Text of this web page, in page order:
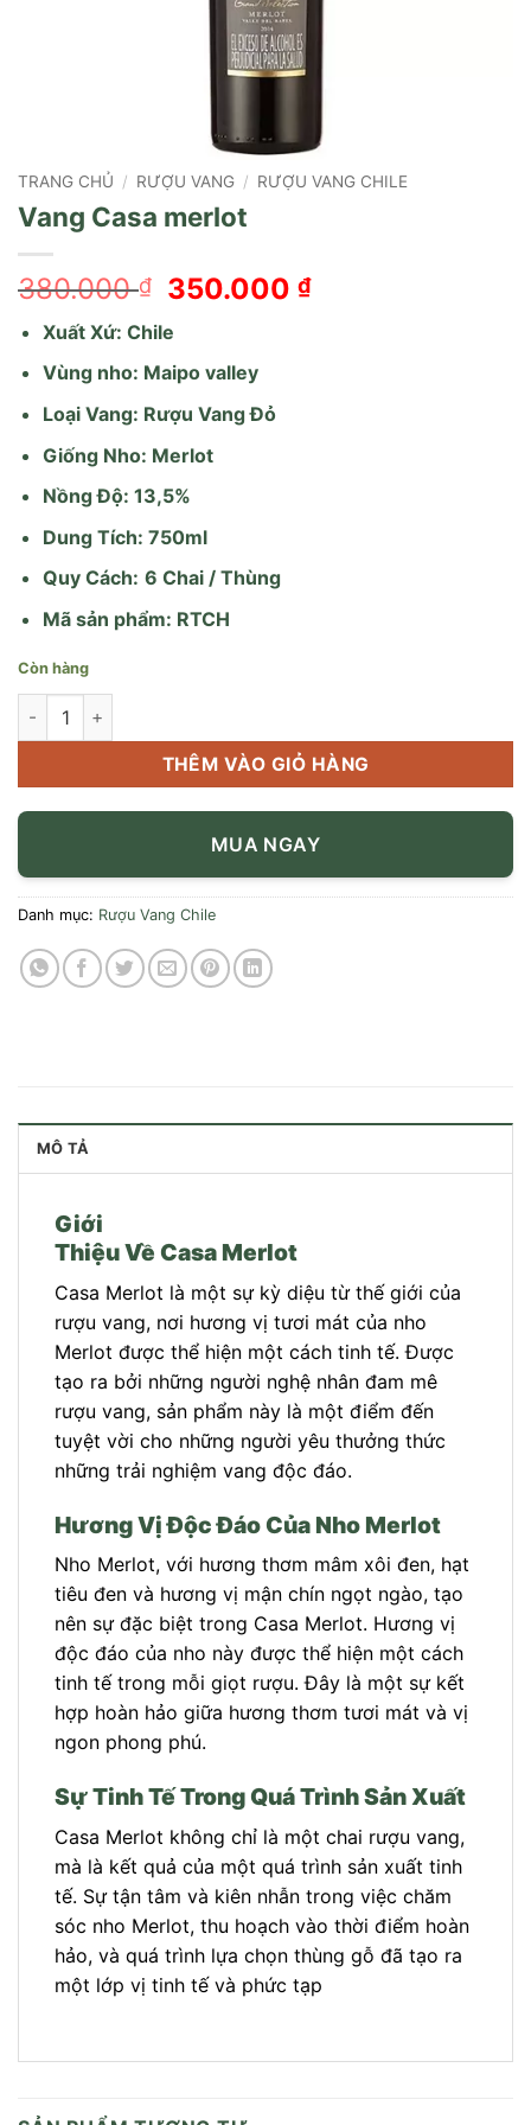
TRANG CHỦ / RƯỢU VANG / RƯỢU VANG CHILE
Vang Casa merlot
380.000₫
Giá
là:
380.000 ₫.
350.000₫Giá
Xuất Xứ: Chile
Vùng nho: Maipo valley
Loại Vang: Rượu Vang Đỏ
Giống Nho: Merlot
Nồng Độ: 13,5%
Dung Tích: 750ml
Quy Cách: 6 Chai / Thùng
Mã sản phẩm: RTCH
Còn hàng
Vang Casa merlot số lượng
THÊM VÀO GIỎ HÀNG
MUA NGAY
Danh mục: Rượu Vang Chile
MÔ TẢ
Giới
Thiệu Về Casa Merlot
Casa Merlot là một sự kỳ diệu từ thế giới của
rượu vang, nơi hương vị tươi mát của nho
Merlot được thể hiện một cách tinh tế. Được
tạo ra bởi những người nghệ nhân đam mê
rượu vang, sản phẩm này là một điểm đến
tuyệt vời cho những người yêu thưởng thức
những trải nghiệm vang độc đáo.
Hương Vị Độc Đáo Của Nho Merlot
Nho Merlot, với hương thơm mâm xôi đen, hạt
tiêu đen và hương vị mận chín ngọt ngào, tạo
nên sự đặc biệt trong Casa Merlot. Hương vị
độc đáo của nho này được thể hiện một cách
tinh tế trong mỗi giọt rượu. Đây là một sự kết
hợp hoàn hảo giữa hương thơm tươi mát và vị
ngon phong phú.
Sự Tinh Tế Trong Quá Trình Sản Xuất
Casa Merlot không chỉ là một chai rượu vang,
mà là kết quả của một quá trình sản xuất tinh
tế. Sự tận tâm và kiên nhẫn trong việc chăm
sóc nho Merlot, thu hoạch vào thời điểm hoàn
hảo, và quá trình lựa chọn thùng gỗ đã tạo ra
một lớp vị tinh tế và phức tạp